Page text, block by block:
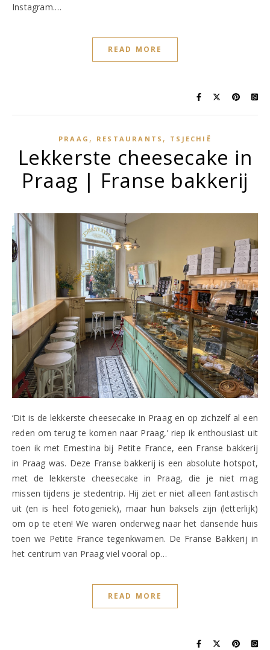
Instagram.…
READ MORE
PRAAG , RESTAURANTS , TSJECHIË
Lekkerste cheesecake in
Praag | Franse bakkerij
‘Dit is de lekkerste cheesecake in Praag en op zichzelf al een
reden om terug te komen naar Praag,’ riep ik enthousiast uit
toen ik met Ernestina bij Petite France, een Franse bakkerij
in Praag was. Deze Franse bakkerij is een absolute hotspot,
met de lekkerste cheesecake in Praag, die je niet mag
missen tijdens je stedentrip. Hij ziet er niet alleen fantastisch
uit (en is heel fotogeniek), maar hun baksels zijn (letterlijk)
om op te eten! We waren onderweg naar het dansende huis
toen we Petite France tegenkwamen. De Franse Bakkerij in
het centrum van Praag viel vooral op…
READ MORE